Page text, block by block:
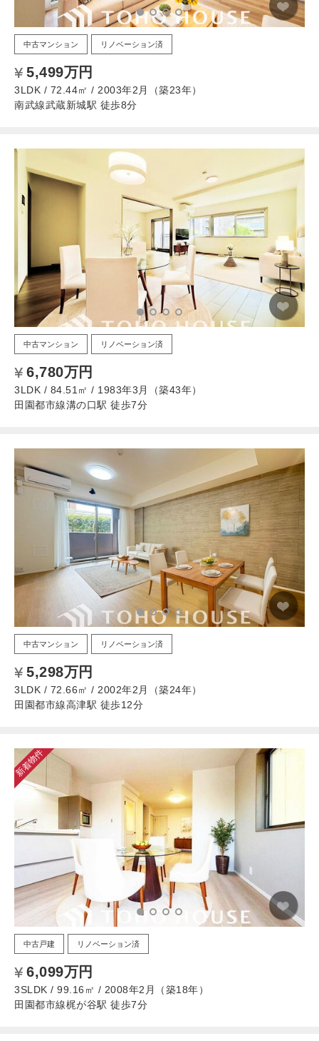
中古マンション リノベーション済
5,499万円
3LDK / 72.44㎡ / 2003年2月（築23年）
南武線武蔵新城駅 徒歩8分
中古マンション リノベーション済
6,780万円
3LDK / 84.51㎡ / 1983年3月（築43年）
田園都市線溝の口駅 徒歩7分
中古マンション リノベーション済
5,298万円
3LDK / 72.66㎡ / 2002年2月（築24年）
田園都市線高津駅 徒歩12分
新着物件
中古戸建 リノベーション済
6,099万円
3SLDK / 99.16㎡ / 2008年2月（築18年）
田園都市線梶が谷駅 徒歩7分